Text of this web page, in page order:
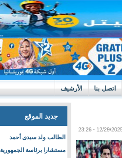
اتصل بنا الأرشيف
جديد الموقع
الطالب ولد سيدى أحمد
مستشارا برئاسة الجمهورية